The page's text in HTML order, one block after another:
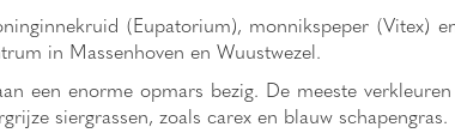
(Eupatorium), monnikspeper (Vitex)
in Massenhoven en Wuustwezel.
een enorme opmars bezig. De meeste
siergrassen, zoals carex en blauw schapengras.